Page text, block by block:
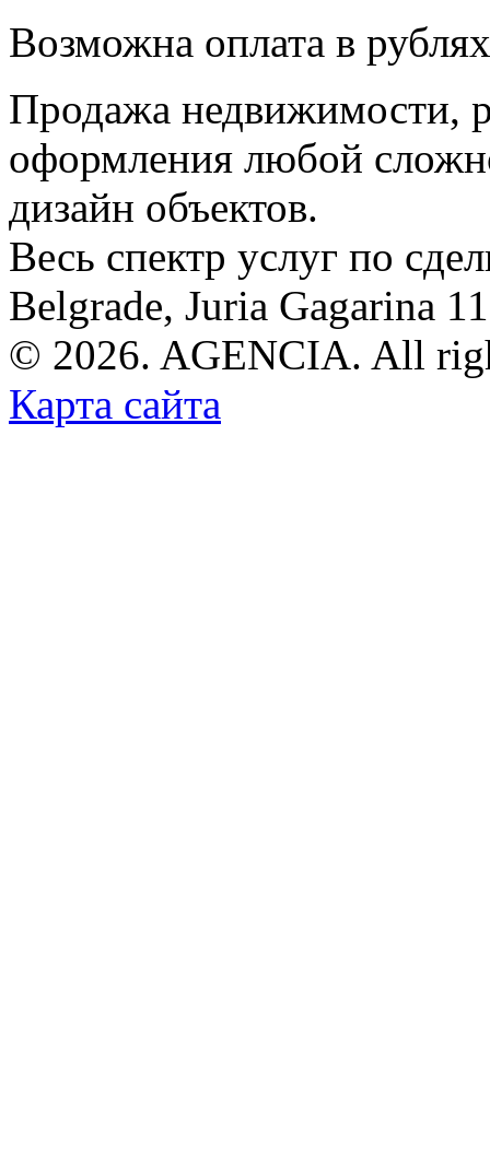
Возможна оплата в
Продажа недвижимости,
оформления любой
дизайн объектов.
Весь спектр услуг по
Belgrade, Juria Gagarina
© 2026. AGENCIA. All
Карта сайта